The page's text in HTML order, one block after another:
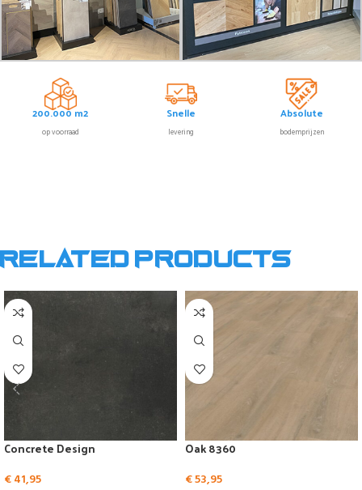
200.000 m2
op voorraad
Snelle
levering
Absolute
bodemprijzen
Related products
Concrete Design
€41,95
Oak 8360
€53,95